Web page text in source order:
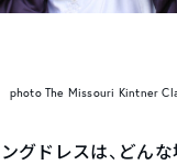
photo The Missouri Kintner
グドレスは、どん